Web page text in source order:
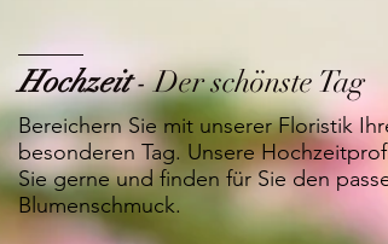
Hochzeit- Der schönste Tag
Bereichern Sie mit unserer Floristik
besonderen Tag. Unsere
Sie gerne und finden für Sie den
Blumenschmuck.